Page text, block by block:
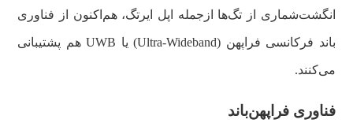
انگشت‌شماری از تگ‌ها ازجمله اپل ایرتگ، هم‌اکنون از فناوری
باند فرکانسی فراپهن (Ultra-Wideband) یا UWB هم پشتیبانی
می‌کنند.
فناوری فراپهن‌باند